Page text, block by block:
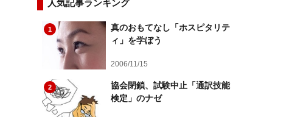
人気記事ランキング
1
真のおもてなし「ホスピタリテ
ィ」を学ぼう
2006/11/15
2
協会閉鎖、試験中止「通訳技能
検定」のナゼ